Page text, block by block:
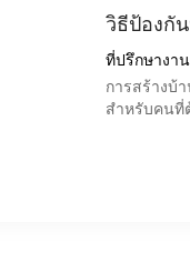
วิธีป้องกั
ที่ปรึกษางา
การสร้างบ้
สำหรับคนที่